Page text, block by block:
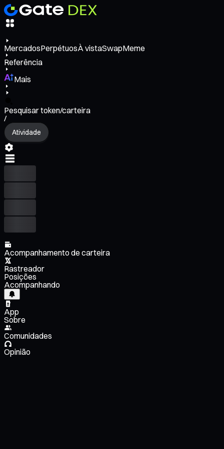
MercadosPerpétuosÀ vistaSwapMeme
Referência
Mais
Pesquisar token/carteira
/
Atividade
Acompanhamento de carteira
Rastreador
Posições
Acompanhando
App
Sobre
Comunidades
Opinião